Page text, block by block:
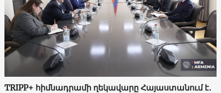
TRIPP+ հիմնադրամի ղեկավարը Հայաստանում է․